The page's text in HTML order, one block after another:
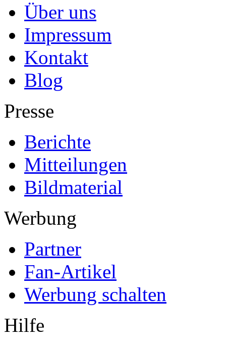
Über uns
Impressum
Kontakt
Blog
Presse
Berichte
Mitteilungen
Bildmaterial
Werbung
Partner
Fan-Artikel
Werbung schalten
Hilfe